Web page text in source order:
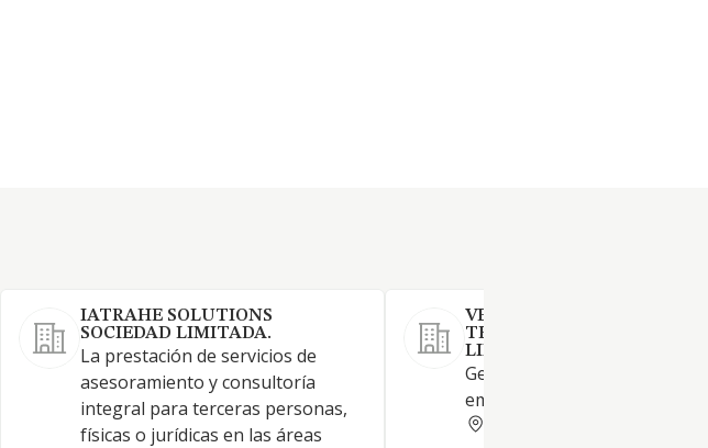
IATRAHE SOLUTIONS
SOCIEDAD LIMITADA.
La prestación de servicios de
asesoramiento y consultoría
integral para terceras personas,
físicas o jurídicas en las áreas
VERSIA SOLUCIONES
TECNOLOGICAS SOCIEDAD
LIMITADA
Gestión de consultoría
empresarial.